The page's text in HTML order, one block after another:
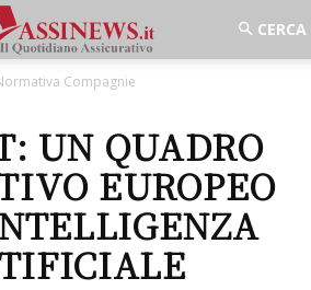
Compagnie
UN QUADRO
EUROPEO